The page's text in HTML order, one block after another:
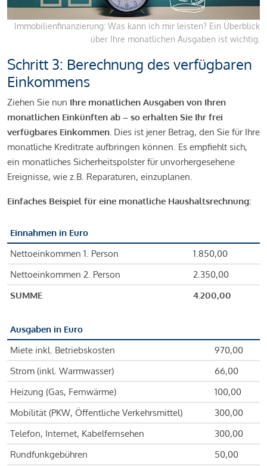
Immobilienfinanzierung: Was kann ich mir leisten? Ein Überblick
über Ihre monatlichen Ausgaben ist wichtig.
Schritt 3: Berechnung des verfügbaren
Einkommens
Ziehen Sie nun Ihre monatlichen Ausgaben von Ihren
monatlichen Einkünften ab – so erhalten Sie Ihr frei
verfügbares Einkommen. Dies ist jener Betrag, den Sie für Ihre
monatliche Kreditrate aufbringen können. Es empfiehlt sich,
ein monatliches Sicherheitspolster für unvorhergesehene
Ereignisse, wie z.B. Reparaturen, einzuplanen.
Einfaches Beispiel für eine monatliche Haushaltsrechnung:
Einnahmen in Euro
Nettoeinkommen 1. Person
1.850,00
Nettoeinkommen 2. Person
2.350,00
SUMME
4.200,00
Ausgaben in Euro
Miete inkl. Betriebskosten
970,00
Strom (inkl. Warmwasser)
66,00
Heizung (Gas, Fernwärme)
100,00
Mobilität (PKW, Öffentliche Verkehrsmittel)
300,00
Telefon, Internet, Kabelfernsehen
300,00
Rundfunkgebühren
50,00